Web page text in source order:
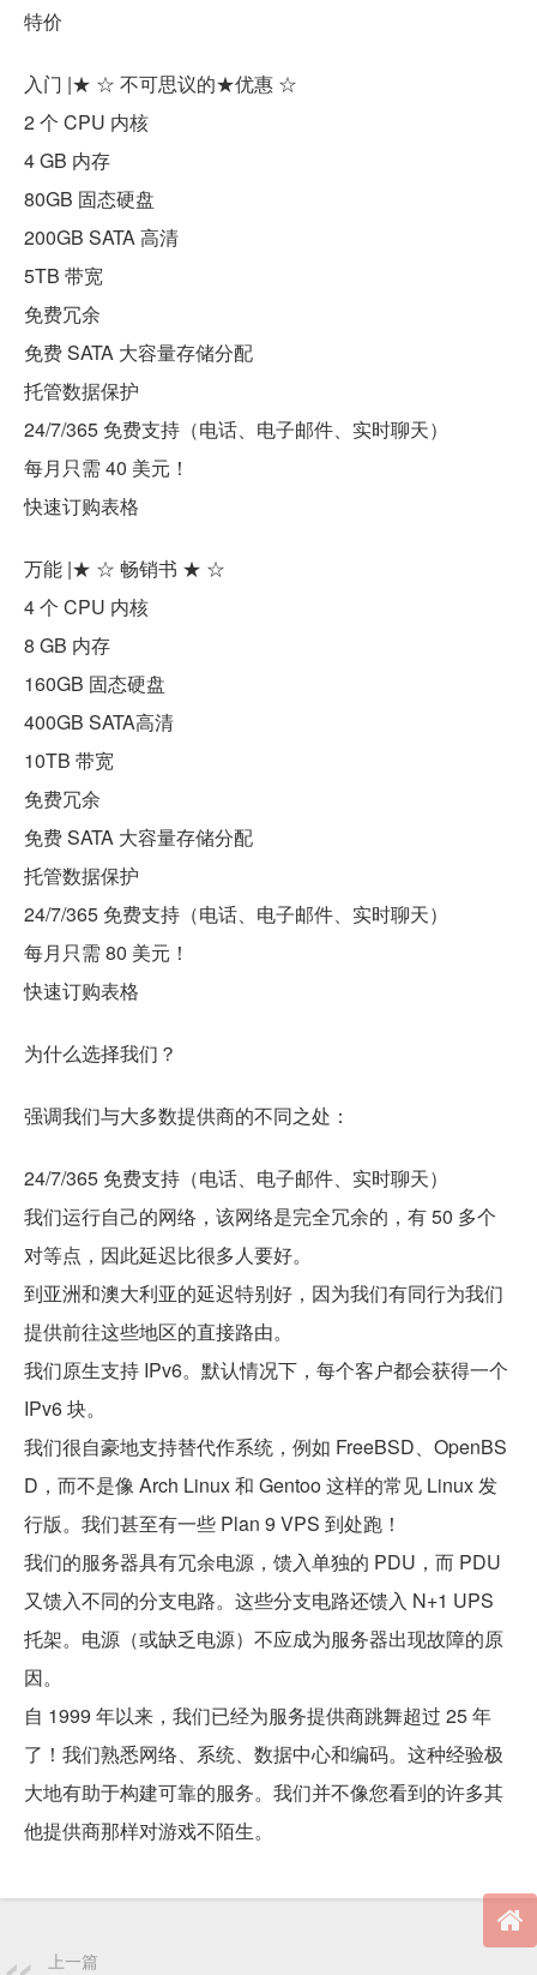
特价
入门 |★ ☆ 不可思议的★优惠 ☆
2 个 CPU 内核
4 GB 内存
80GB 固态硬盘
200GB SATA 高清
5TB 带宽
免费冗余
免费 SATA 大容量存储分配
托管数据保护
24/7/365 免费支持（电话、电子邮件、实时聊天）
每月只需 40 美元！
快速订购表格
万能 |★ ☆ 畅销书 ★ ☆
4 个 CPU 内核
8 GB 内存
160GB 固态硬盘
400GB SATA高清
10TB 带宽
免费冗余
免费 SATA 大容量存储分配
托管数据保护
24/7/365 免费支持（电话、电子邮件、实时聊天）
每月只需 80 美元！
快速订购表格
为什么选择我们？
强调我们与大多数提供商的不同之处：
24/7/365 免费支持（电话、电子邮件、实时聊天）
我们运行自己的网络，该网络是完全冗余的，有 50 多个
对等点，因此延迟比很多人要好。
到亚洲和澳大利亚的延迟特别好，因为我们有同行为我们
提供前往这些地区的直接路由。
我们原生支持 IPv6。默认情况下，每个客户都会获得一个
IPv6 块。
我们很自豪地支持替代作系统，例如 FreeBSD、OpenBS
D，而不是像 Arch Linux 和 Gentoo 这样的常见 Linux 发
行版。我们甚至有一些 Plan 9 VPS 到处跑！
我们的服务器具有冗余电源，馈入单独的 PDU，而 PDU
又馈入不同的分支电路。这些分支电路还馈入 N+1 UPS
托架。电源（或缺乏电源）不应成为服务器出现故障的原
因。
自 1999 年以来，我们已经为服务提供商跳舞超过 25 年
了！我们熟悉网络、系统、数据中心和编码。这种经验极
大地有助于构建可靠的服务。我们并不像您看到的许多其
他提供商那样对游戏不陌生。
上一篇